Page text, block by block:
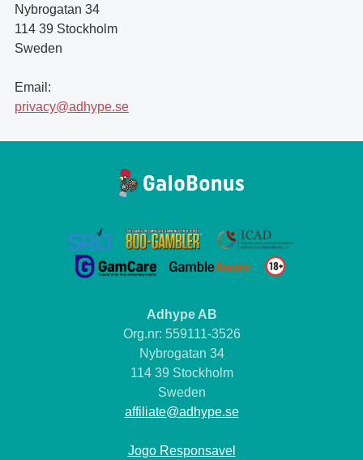
Nybrogatan 34
114 39 Stockholm
Sweden
Email:
privacy@adhype.se
Adhype AB
Org.nr: 559111-3526
Nybrogatan 34
114 39 Stockholm
Sweden
affiliate@adhype.se
Jogo Responsavel